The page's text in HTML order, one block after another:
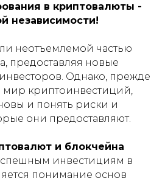
в криптовалюты -
независимости!
неотъемлемой частью
предоставляя новые
Однако, прежде
мир криптоинвестиций,
и понять риски и
они предоставляют.
и блокчейна
инвестициям в
понимание основ